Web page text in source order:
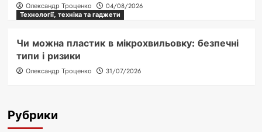
Олександр Троценко
04/08/2026
Технології, техніка та гаджети
Чи можна пластик в мікрохвильовку: безпечні
типи і ризики
Олександр Троценко 31/07/2026
Рубрики